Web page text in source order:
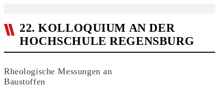
22. KOLLOQUIUM AN DER
HOCHSCHULE REGENSBURG
Rheologische Messungen an
Baustoffen